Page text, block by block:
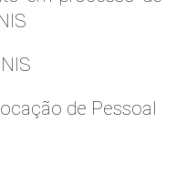
de Pessoal